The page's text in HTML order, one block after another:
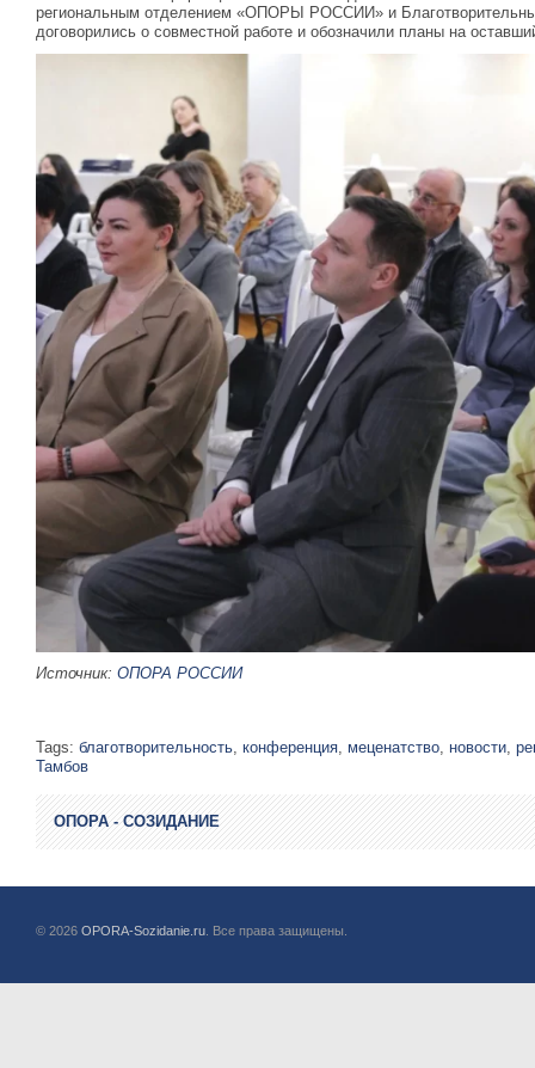
региональным отделением «ОПОРЫ РОССИИ» и
договорились о совместной работе и обозначили планы на
Источник: ОПОРА РОССИИ
Tags: благотворительность, конференция, меценатство, новости,
Тамбов
ОПОРА - СОЗИДАНИЕ
© 2026 OPORA-Sozidanie.ru . Все права защищены.